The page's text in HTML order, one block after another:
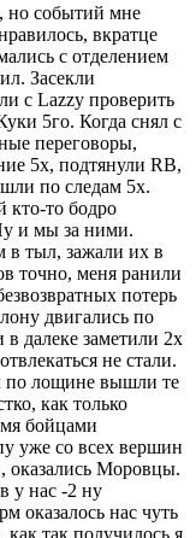
но событий мне
вкратце
с отделением
Засекли
с Lazzy проверить
5го. Когда снял с
переговоры,
5х, подтянули RB,
по следам 5х.
кто-то бодро
и мы за ними.
тыл, зажали их в
точно, меня ранили
потерь
двигались по
далеке заметили 2х
не стали.
по лощине вышли те
как только
бойцами
уже со всех вершин
оказались Моровцы.
у нас -2 ну
оказалось нас чуть
так получилось я